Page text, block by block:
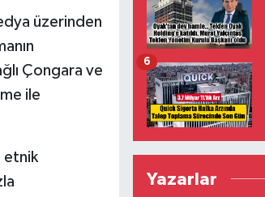
üzerinden
Çongara ve
ile
etnik
6
Yazarlar